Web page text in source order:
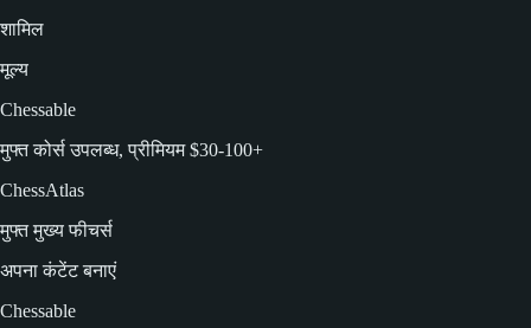
शामिल
मूल्य
Chessable
मुफ्त कोर्स उपलब्ध, प्रीमियम $30-100+
ChessAtlas
मुफ्त मुख्य फीचर्स
अपना कंटेंट बनाएं
Chessable